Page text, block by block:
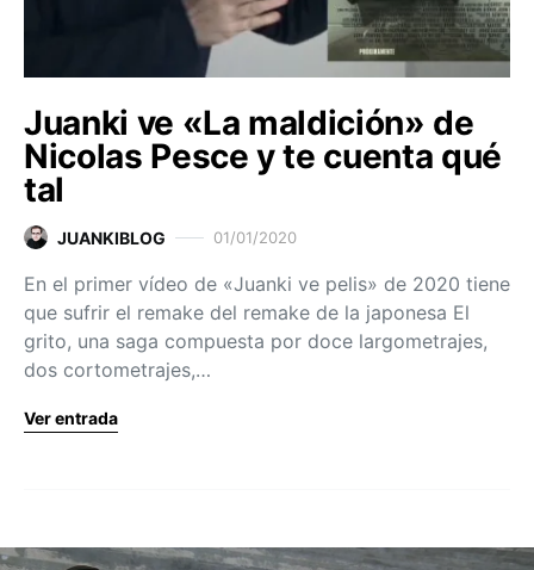
Juanki ve «La maldición» de
Nicolas Pesce y te cuenta qué
tal
JUANKIBLOG 01/01/2020
En el primer vídeo de «Juanki ve pelis» de 2020 tiene
que sufrir el remake del remake de la japonesa El
grito, una saga compuesta por doce largometrajes,
dos cortometrajes,…
Ver entrada